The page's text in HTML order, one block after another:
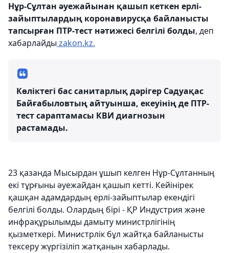
Нұр-Сұлтан әуежайынан қашып кеткен ерлі-
зайыптылардың коронавирусқа байланысты
тапсырған ПТР-тест нәтижесі белгілі болды, деп
хабарлайды zakon.kz.
Көліктегі бас санитарлық дәрігер Сәдуақас
Байғабыловтың айтуынша, екеуінің де ПТР-
тест сараптамасы КВИ диагнозын
растамады.
23 қазанда Мысырдан ұшып келген Нұр-Сұлтанның
екі тұрғыны әуежайдан қашып кетті. Кейінірек
қашқан адамдардың ерлі-зайыптылар екендігі
белгілі болды. Олардың бірі - ҚР Индустрия және
инфрақұрылымды дамыту министрлігінің
қызметкері. Министрлік бұл жайтқа байланысты
тексеру жүргізіліп жатқанын хабарлады.